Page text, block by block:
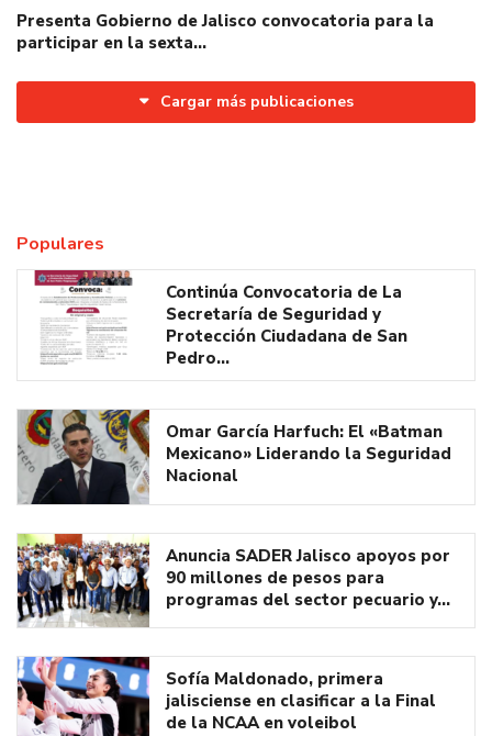
Presenta Gobierno de Jalisco convocatoria para la
participar en la sexta…
Cargar más publicaciones
Populares
Continúa Convocatoria de La
Secretaría de Seguridad y
Protección Ciudadana de San
Pedro…
Omar García Harfuch: El «Batman
Mexicano» Liderando la Seguridad
Nacional
Anuncia SADER Jalisco apoyos por
90 millones de pesos para
programas del sector pecuario y…
Sofía Maldonado, primera
jalisciense en clasificar a la Final
de la NCAA en voleibol